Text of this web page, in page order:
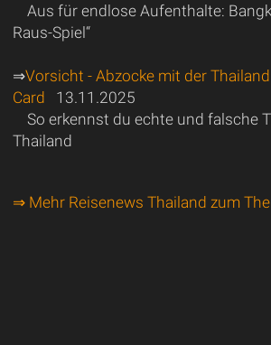
Aus für endlose Aufenthalte:
Raus-Spiel“
⇒Vorsicht - Abzocke mit der
Card 13.11.2025
So erkennst du echte und falsche
Thailand
⇒ Mehr Reisenews Thailand zum